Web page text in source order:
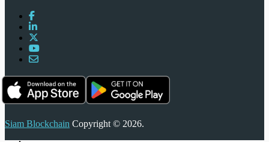
Siam Blockchain Copyright © 2026.